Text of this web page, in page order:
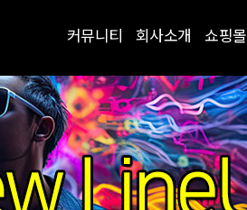
커뮤니티 회사소개 쇼핑몰